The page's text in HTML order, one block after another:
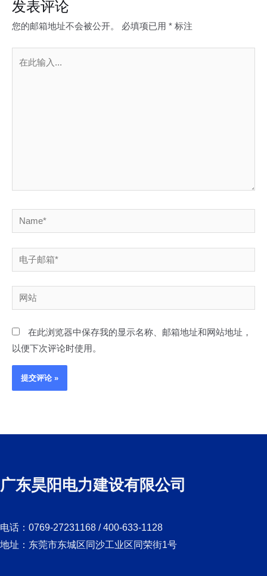
发表评论
您的邮箱地址不会被公开。 必填项已用 * 标注
Name*
电
子
邮
箱
网
站
在此浏览器中保存我的显示名称、邮箱地址和网站地址，
以便下次评论时使用。
广东昊阳电力建设有限公司
电话：0769-27231168 / 400-633-1128
地址：东莞市东城区同沙工业区同荣街1号